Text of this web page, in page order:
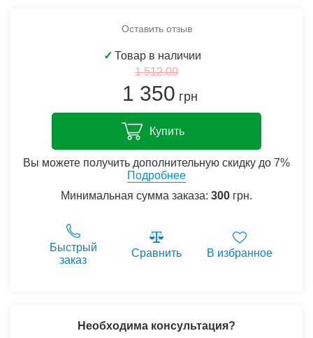
Оставить отзыв
✓ Товар в наличии
1 512.00
1 350 грн
Купить
Вы можете получить дополнительную скидку до 7%
Подробнее
Минимальная сумма заказа: 300 грн.
Быстрый
заказ
Сравнить В избранное
Необходима консультация?